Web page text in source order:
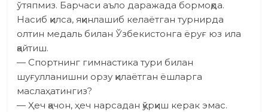
ўтяпмиз. Барчаси аъло даражада бормоқда.
Насиб қилса, яқинлашиб келаётган турнирда
олтин медаль билан Ўзбекистонга ёруғ юз ила
қайтиш.
— Спортнинг гимнастика тури билан
шуғулланишни орзу қилаётган ёшларга
маслаҳатингиз?
— Ҳеч қачон, ҳеч нарсадан қўрқиш керак эмас.